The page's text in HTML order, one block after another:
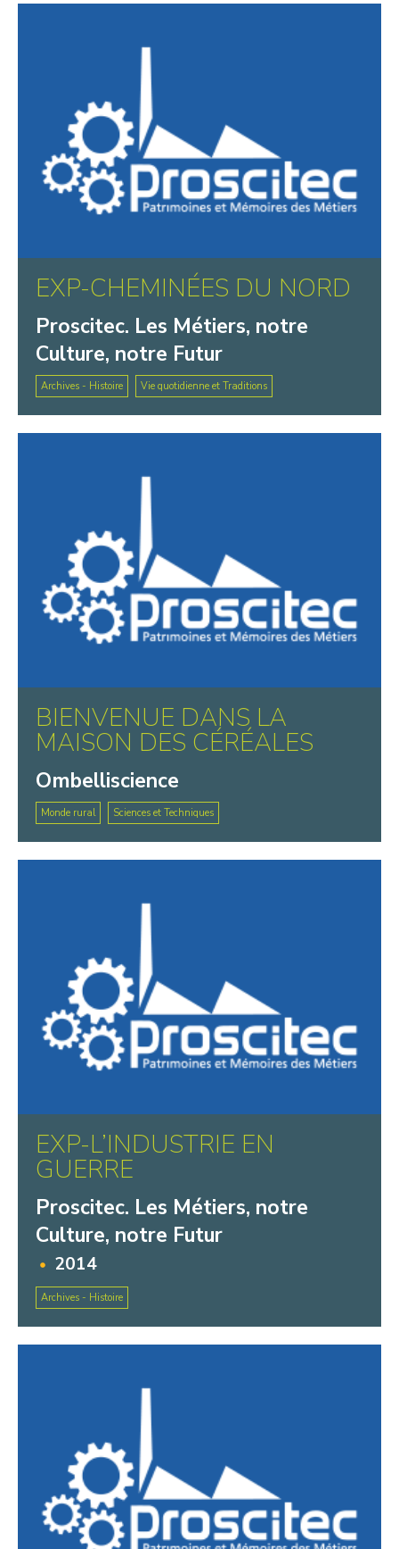
EXP-CHEMINÉES DU NORD
Proscitec. Les Métiers, notre
Culture, notre Futur
Archives - Histoire Vie quotidienne et Traditions
BIENVENUE DANS LA
MAISON DES CÉRÉALES
Ombelliscience
Monde rural Sciences et Techniques
EXP-L’INDUSTRIE EN
GUERRE
Proscitec. Les Métiers, notre
Culture, notre Futur
2014
Archives - Histoire